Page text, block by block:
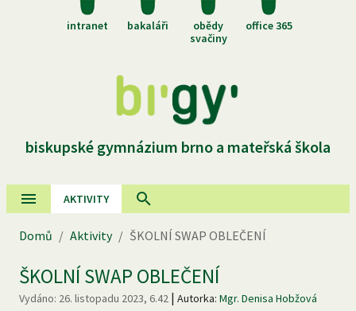
intranet bakaláři
obědy
svačiny
office 365
biskupské gymnázium brno a mateřská škola
AKTIVITY
Domů / Aktivity / ŠKOLNÍ SWAP OBLEČENÍ
ŠKOLNÍ SWAP OBLEČENÍ
Vydáno: 26. listopadu 2023, 6.42 | Autorka: Mgr. Denisa Hobžová